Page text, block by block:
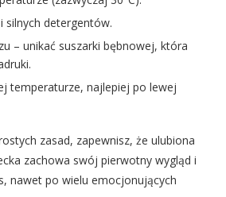
silnych detergentów.
– unikać suszarki bębnowej, która
temperaturze, najlepiej po lewej
zasad, zapewnisz, że ulubiona
zachowa swój pierwotny wygląd i
nawet po wielu emocjonujących